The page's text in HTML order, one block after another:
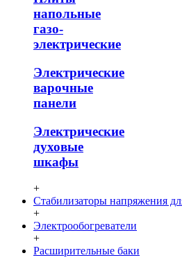
напольные
газо-
электрические
Электрические
варочные
панели
Электрические
духовые
шкафы
+
Стабилизаторы напряжения
+
Электрообогреватели
+
Расширительные баки